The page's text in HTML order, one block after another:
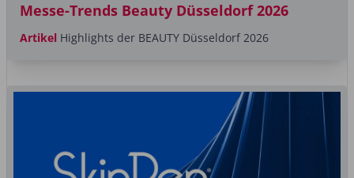
Messe-Trends Beauty Düsseldorf 2026
Artikel Highlights der BEAUTY Düsseldorf 2026